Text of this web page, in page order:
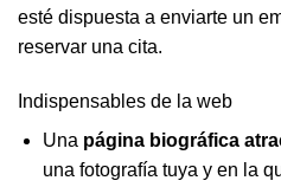
esté dispuesta a enviarte un
reservar una cita.
Indispensables de la web
Una página biográfica
una fotografía tuya y en la